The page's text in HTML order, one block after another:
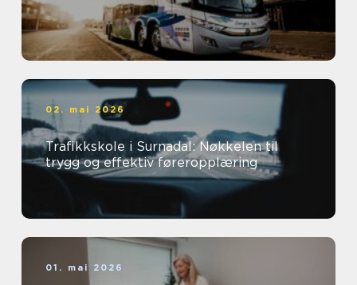
02. mai 2026
Trafikkskole i Surnadal: Nøkkelen til
trygg og effektiv føreropplæring
01. mai 2026